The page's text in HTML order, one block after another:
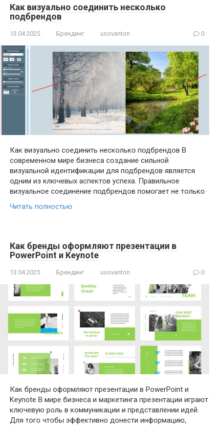
Как визуально соединить несколько
подбрендов
13.04.2025 Брендинг usovanton 0
Как визуально соединить несколько подбрендов В
современном мире бизнеса создание сильной
визуальной идентификации для подбрендов является
одним из ключевых аспектов успеха. Правильное
визуальное соединение подбрендов помогает не только
Читать полностью
Как бренды оформляют презентации в
PowerPoint и Keynote
13.04.2025 Брендинг usovanton 0
Как бренды оформляют презентации в PowerPoint и
Keynote В мире бизнеса и маркетинга презентации играют
ключевую роль в коммуникации и представлении идей.
Для того чтобы эффективно донести информацию,